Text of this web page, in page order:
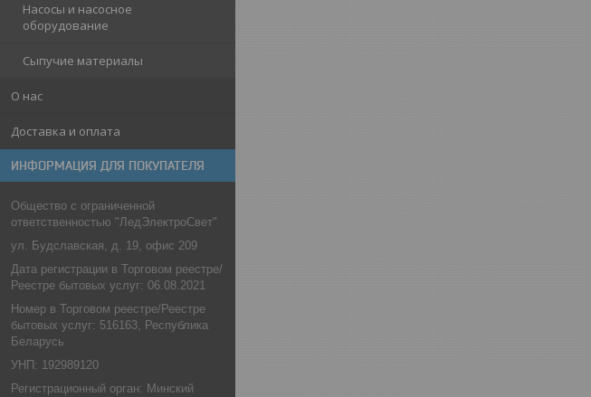
Насосы и насосное
оборудование
Сыпучие материалы
О нас
Доставка и оплата
ИНФОРМАЦИЯ ДЛЯ ПОКУПАТЕЛЯ
Общество с ограниченной
ответственностью "ЛедЭлектроСвет"
ул. Будславская, д. 19, офис 209
Дата регистрации в Торговом реестре/
Реестре бытовых услуг: 06.08.2021
Номер в Торговом реестре/Реестре
бытовых услуг: 516163, Республика
Беларусь
УНП: 192989120
Регистрационный орган: Минский